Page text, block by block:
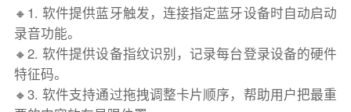
🔸1. 软件提供蓝牙触发，连接指定蓝牙设备时自动启动
录音功能。
🔸2. 软件提供设备指纹识别，记录每台登录设备的硬件
特征码。
🔸3. 软件支持通过拖拽调整卡片顺序，帮助用户把最重